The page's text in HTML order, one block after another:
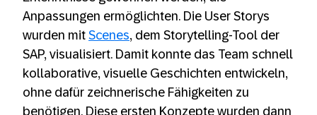
Anpassungen ermöglichten. Die User Storys
wurden mit Scenes, dem Storytelling-Tool der
SAP, visualisiert. Damit konnte das Team schnell
kollaborative, visuelle Geschichten entwickeln,
ohne dafür zeichnerische Fähigkeiten zu
benötigen. Diese ersten Konzepte wurden dann